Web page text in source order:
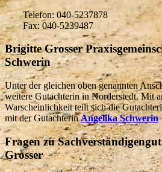
Telefon: 040-5237878
Fax: 040-5239487
Brigitte Grosser
Schwerin
Unter der gleichen oben genannten
weitere Gutachterin in Norderstedt. Mit
Warscheinlichkeit teilt sich die
mit der Gutachterin Angelika Schwerin
Fragen zu
Grosser